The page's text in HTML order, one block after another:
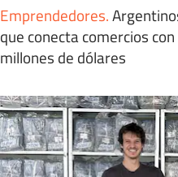
Emprendedores.
que conecta comercios
millones de dólares